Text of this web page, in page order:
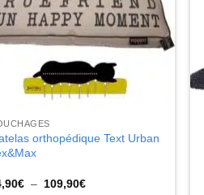
orthopédique Text Urban
€ – 109,90€Plage